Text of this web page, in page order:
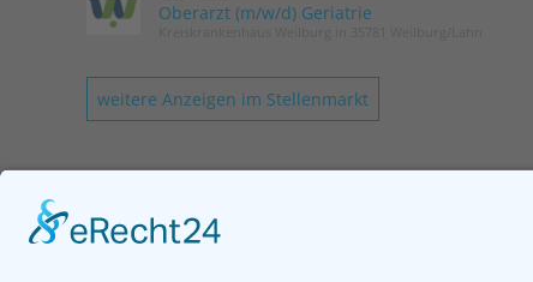
Oberarzt (m/w/d) Geriatrie
weitere Anzeigen im Stellenmarkt